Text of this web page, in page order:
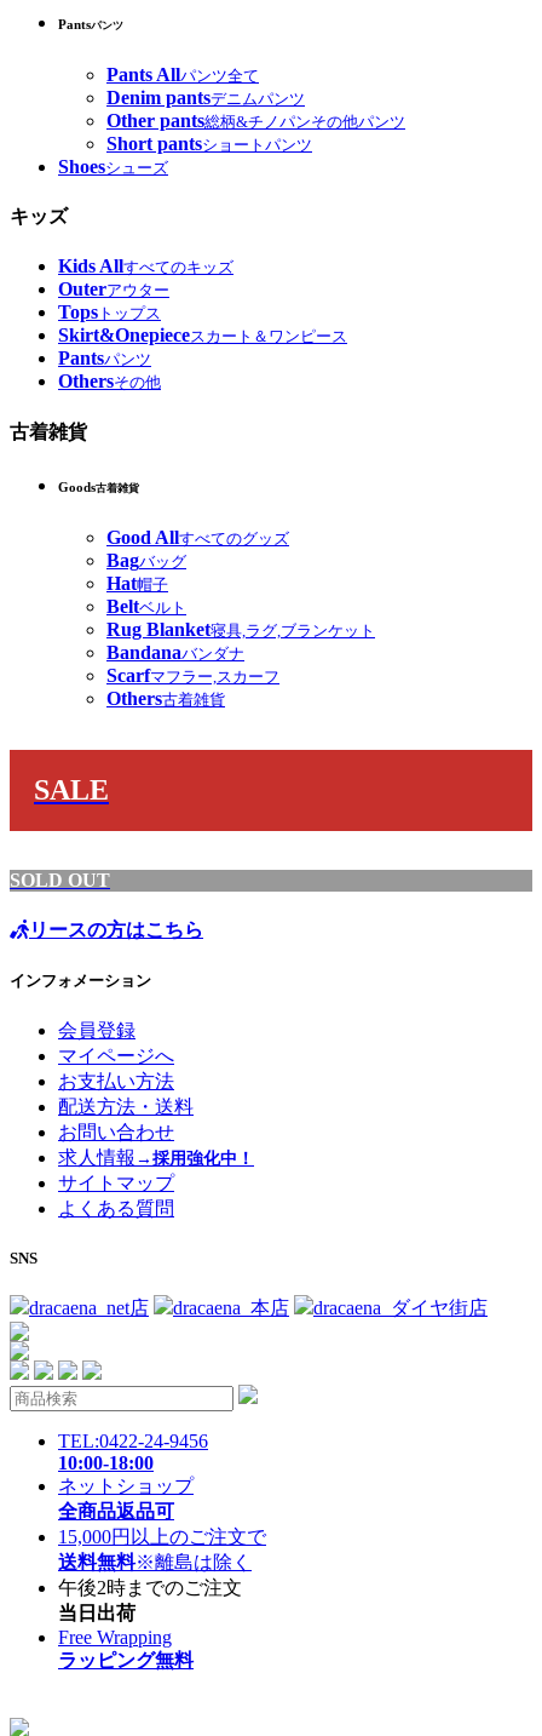
Pantsパンツ
Pants Allパンツ全て
Denim pantsデニムパンツ
Other pants総柄&チノパンその他パンツ
Short pantsショートパンツ
Shoesシューズ
キッズ
Kids Allすべてのキッズ
Outerアウター
Tops トップス
Skirt&Onepieceスカート＆ワンピース
Pantsパンツ
Othersその他
古着雑貨
Goods古着雑貨
Good Allすべてのグッズ
Bagバッグ
Hat帽子
Beltベルト
Rug Blanket寝具,ラグ,ブランケット
Bandanaバンダナ
Scarfマフラー,スカーフ
Others古着雑貨
SALE
SOLD OUT
リースの方はこちら
インフォメーション
会員登録
マイページへ
お支払い方法
配送方法・送料
お問い合わせ
求人情報 →採用強化中！
サイトマップ
よくある質問
SNS
dracaena_net店 dracaena_本店 dracaena_ダイヤ街店
TEL:0422-24-9456
10:00-18:00
ネットショップ
全商品返品可
15,000円以上のご注文で
送料無料※離島は除く
午後2時までのご注文
当日出荷
Free Wrapping
ラッピング無料